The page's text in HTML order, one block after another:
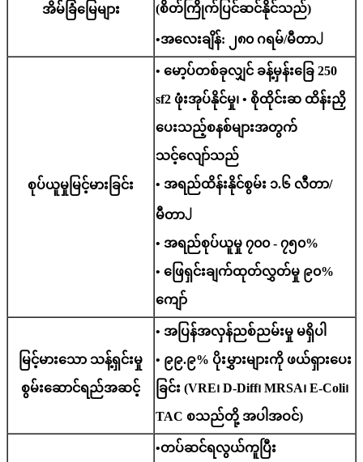
အိမ်ခြံမြေများ (စိတ်ကြိုက်ပြင်ဆင်နိုင်သည်)
•အလေးချိန်: ၂၈၀ ဂရမ်/မီတာ ၂
စုပ်ယူမှုမြင့်မားခြင်း
• မော့ပ်တစ်ခုလျှင် ခန့်မှန်းခြေ 250
sf2 ဖုံးအုပ်နိုင်မှု၊ • စိုထိုင်းဆ ထိန်းညှိ
ပေးသည့်စနစ်များအတွက်
သင့်လျော်သည်
• အရည်ထိန်းနိုင်စွမ်း ၁.၆ လီတာ/
မီတာ ၂
• အရည်စုပ်ယူမှု ၇၀၀ - ၇၅၀%
• ဖြေရှင်းချက်ထုတ်လွှတ်မှု ၉၀%
ကျော်
မြင့်မားသော သန့်ရှင်းမှု
စွမ်းဆောင်ရည်အဆင့်
• အပြန်အလှန်ညစ်ညမ်းမှု မရှိပါ
• ၉၉.၉% ပိုးမွှားများကို ဖယ်ရှားပေး
ခြင်း (VRE၊ D-Diff၊ MRSA၊ E-Coli၊
TAC စသည်တို့ အပါအဝင်)
•တပ်ဆင်ရလွယ်ကူပြီး